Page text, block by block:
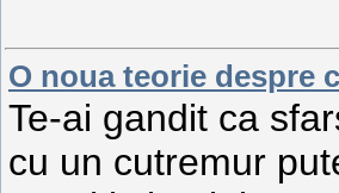
O noua teorie despre
Te-ai gandit ca
cu un cutremur